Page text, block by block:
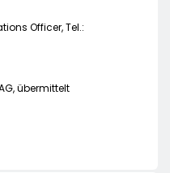
Officer, Tel.:
übermittelt